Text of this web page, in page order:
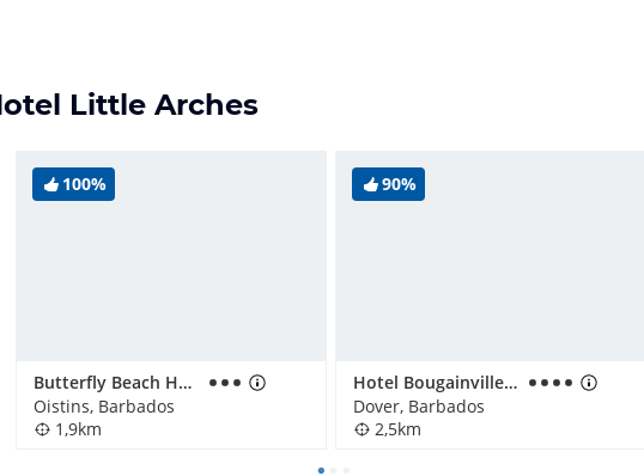
Little Arches
100%
Butterfly Beach Hotel
Oistins, Barbados
1,9km
90%
Hotel Bougainvillea Beach Resort
Dover, Barbados
2,5km